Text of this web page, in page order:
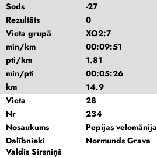
Sods
-27
Rezultāts
0
Vieta grupā
XO2:7
min/km
00:09:51
pti/km
1.81
min/pti
00:05:26
km
14.9
Vieta
28
Nr
234
Nosaukums
Pepijas velomānija
Dalībnieki
Normunds Grava
Valdis Sirsniņš